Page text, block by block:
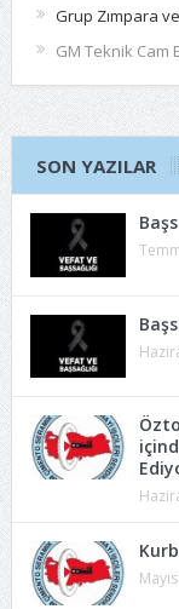
Grup Zımpara
GM Teknik Cam
SON YAZILAR